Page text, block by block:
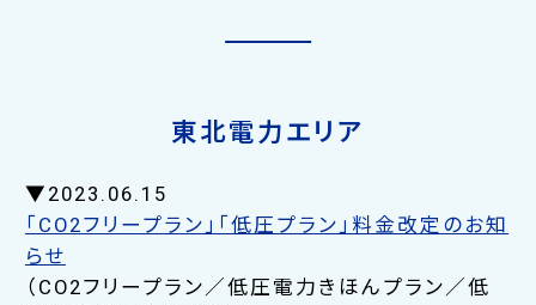
東北電力エリア
▼2023.06.15
「CO2フリープラン」「低圧プラン」料金改定のお知
らせ
（CO2フリープラン／低圧電力きほんプラン／低